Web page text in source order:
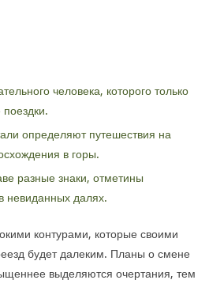
человека, которого только
определяют путешествия на
в горы.
разные знаки, отметины
далях.
контурами, которые своими
будет далеким. Планы о смене
выделяются очертания, тем